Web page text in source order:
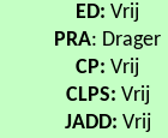
ED: Vrij
PRA: Drager
CP: Vrij
CLPS: Vrij
JADD: Vrij